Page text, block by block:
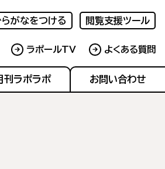
らがなをつける 閲覧支援ツール
ラポールTV よくある質問
刊ラポラポ お問い合わせ